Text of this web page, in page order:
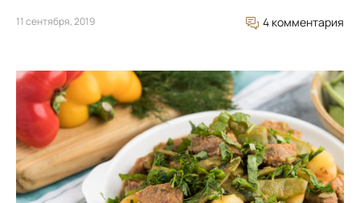
11 сентября, 2019 4 комментария